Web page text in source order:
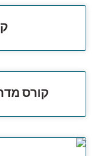
קורס